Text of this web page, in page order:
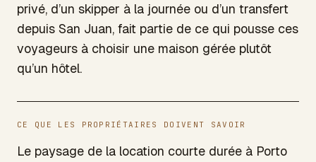
privé, d’un skipper à la journée ou d’un transfert
depuis San Juan, fait partie de ce qui pousse ces
voyageurs à choisir une maison gérée plutôt
qu’un hôtel.
CE QUE LES PROPRIÉTAIRES DOIVENT SAVOIR
Le paysage de la location courte durée à Porto